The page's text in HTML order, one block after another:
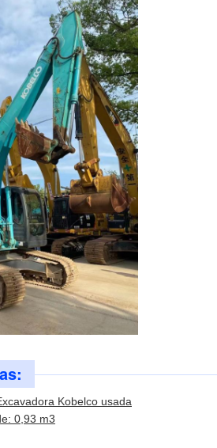
Kobelco usada
0,93 m3